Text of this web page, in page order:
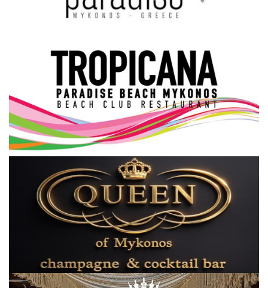
Aegean Islands
Σεβασμιώτατος Δωρόθεος Β’
Cost Of Living Crisis
Opinion + Analysis
L’Art des Sens
Local Elections 2023
Elections 2023